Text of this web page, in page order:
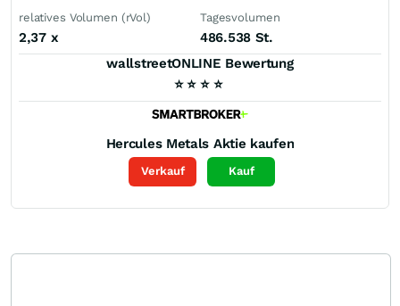
relatives Volumen (rVol)
2,37 x
Tagesvolumen
486.538 St.
wallstreetONLINE Bewertung
⭐ ⭐ ⭐ ⭐
Hercules Metals Aktie kaufen
Verkauf Kauf